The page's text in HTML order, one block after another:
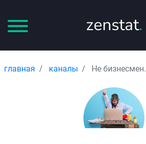
zenstat.
главная каналы Не бизнесмен.